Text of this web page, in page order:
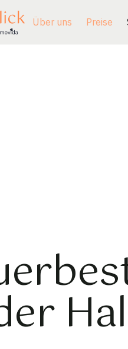
Über uns Preise